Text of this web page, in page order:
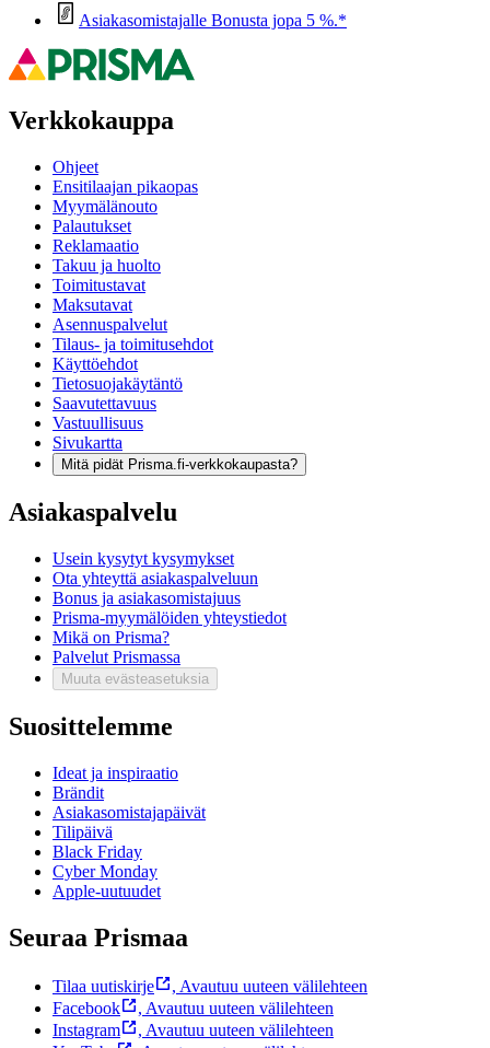
Asiakasomistajalle Bonusta jopa 5 %.*
Verkkokauppa
Ohjeet
Ensitilaajan pikaopas
Myymälänouto
Palautukset
Reklamaatio
Takuu ja huolto
Toimitustavat
Maksutavat
Asennuspalvelut
Tilaus- ja toimitusehdot
Käyttöehdot
Tietosuojakäytäntö
Saavutettavuus
Vastuullisuus
Sivukartta
Mitä pidät Prisma.fi-verkkokaupasta?
Asiakaspalvelu
Usein kysytyt kysymykset
Ota yhteyttä asiakaspalveluun
Bonus ja asiakasomistajuus
Prisma-myymälöiden yhteystiedot
Mikä on Prisma?
Palvelut Prismassa
Muuta evästeasetuksia
Suosittelemme
Ideat ja inspiraatio
Brändit
Asiakasomistajapäivät
Tilipäivä
Black Friday
Cyber Monday
Apple-uutuudet
Seuraa Prismaa
Tilaa uutiskirje , Avautuu uuteen välilehteen
Facebook
, Avautuu uuteen välilehteen
Instagram
, Avautuu uuteen välilehteen